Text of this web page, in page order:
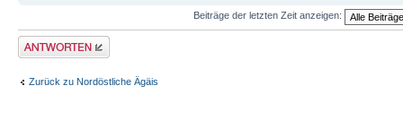
Beiträge der letzten Zeit anzeigen:
Antwort erstellen
Zurück zu Nordöstliche Ägäis